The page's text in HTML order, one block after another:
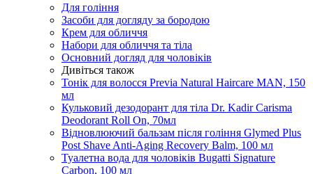
Для гоління
Засоби для догляду за бородою
Крем для обличчя
Набори для обличчя та тіла
Основний догляд для чоловіків
Дивіться також
Тонік для волосся Previa Natural Haircare MAN, 150
мл
Кульковий дезодорант для тіла Dr. Kadir Carisma
Deodorant Roll On, 70мл
Відновлюючий бальзам після гоління Glymed Plus
Post Shave Anti-Aging Recovery Balm, 100 мл
Туалетна вода для чоловіків Bugatti Signature
Carbon, 100 мл